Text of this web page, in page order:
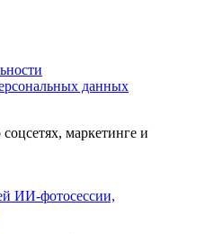
данных
маркетинге и